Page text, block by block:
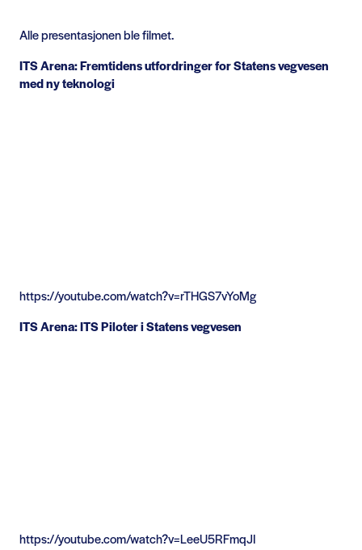
Alle presentasjonen ble filmet.
ITS Arena: Fremtidens utfordringer for Statens vegvesen
med ny teknologi
https://youtube.com/watch?v=rTHGS7vYoMg
ITS Arena: ITS Piloter i Statens vegvesen
https://youtube.com/watch?v=LeeU5RFmqJI